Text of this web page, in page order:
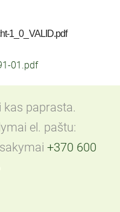
1_0_VALID.pdf
01.pdf
kas paprasta.
el. paštu:
+370 600